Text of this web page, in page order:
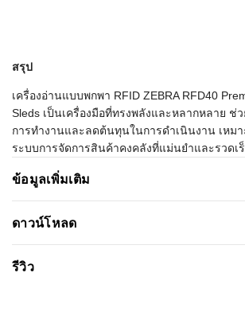
สรุป
เครื่องอ่านแบบพกพา RFID ZEBRA RFD40
Sleds เป็นเครื่องมือที่ทรงพลังและหลากหลาย ช่
การทำงานและลดต้นทุนในการดำเนินงาน เหม
ระบบการจัดการสินค้าคงคลังที่แม่นยำและรวดเ
ข้อมูลเพิ่มเติม
เครื่องอ่าน RFID ZEBRA RFD40
UHF RFID Sleds
ดาวน์โหลด
รีวิว